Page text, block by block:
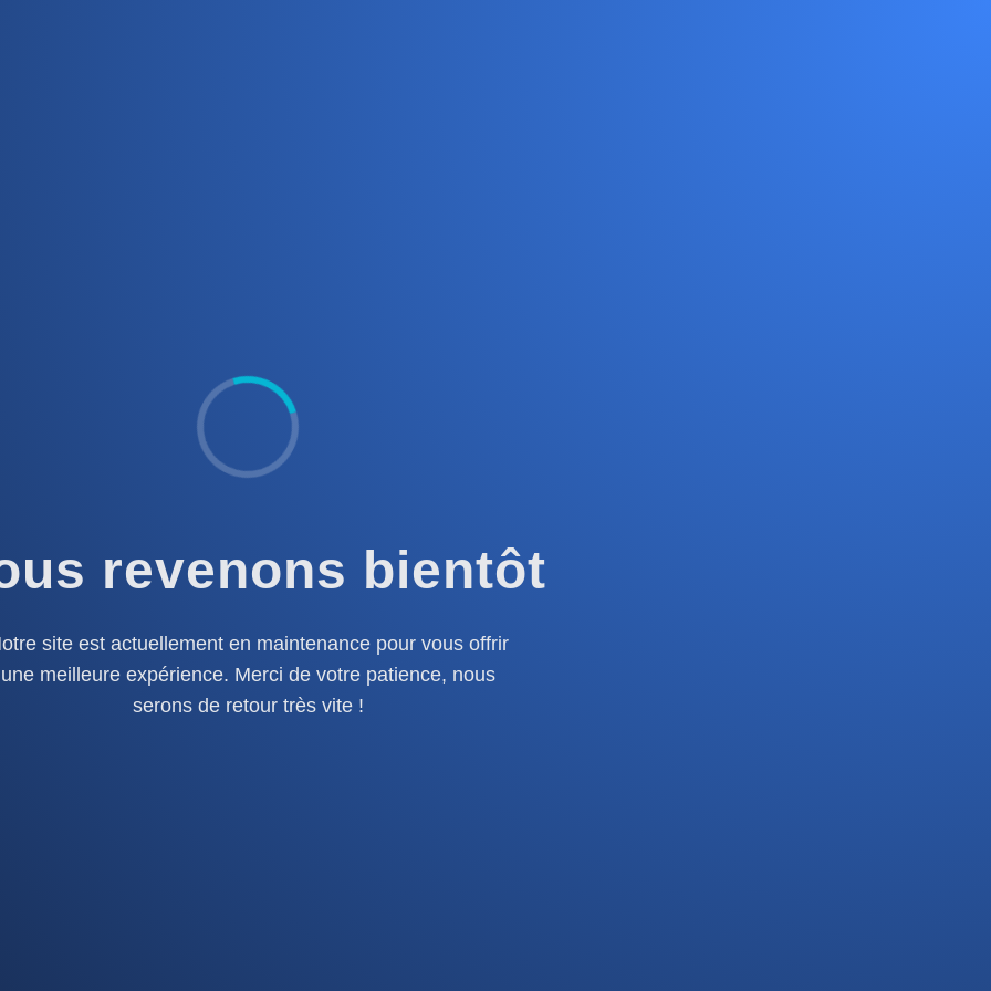
revenons bientôt
site est actuellement en maintenance pour vous offrir
une meilleure expérience. Merci de votre patience, nous
serons de retour très vite !